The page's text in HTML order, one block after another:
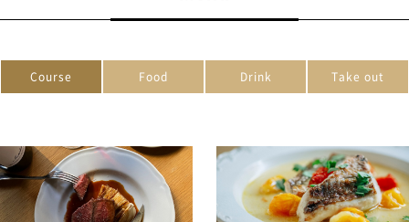
Course Food Drink Take out